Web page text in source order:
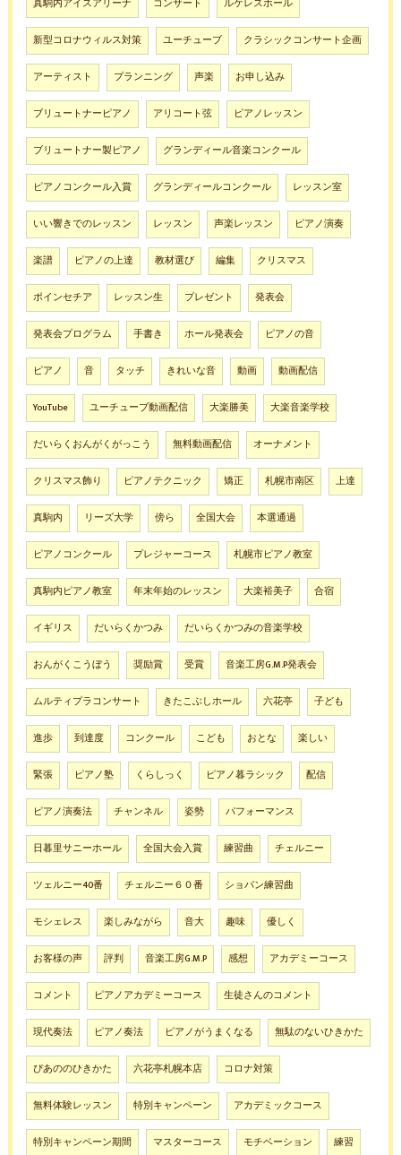
真駒内アイスアリーナ コンサート ルケレスホール
新型コロナウィルス対策 ユーチューブ クラシックコンサート企画
アーティスト プランニング 声楽 お申し込み
ブリュートナーピアノ アリコート弦 ピアノレッスン
ブリュートナー製ピアノ グランディール音楽コンクール
ピアノコンクール入賞 グランディールコンクール レッスン室
いい響きでのレッスン レッスン 声楽レッスン ピアノ演奏
楽譜 ピアノの上達 教材選び 編集 クリスマス
ポインセチア レッスン生 プレゼント 発表会
発表会プログラム 手書き ホール発表会 ピアノの音
ピアノ 音 タッチ きれいな音 動画 動画配信
YouTube ユーチューブ動画配信 大楽勝美 大楽音楽学校
だいらくおんがくがっこう 無料動画配信 オーナメント
クリスマス飾り ピアノテクニック 矯正 札幌市南区 上達
真駒内 リーズ大学 傍ら 全国大会 本選通過
ピアノコンクール プレジャーコース 札幌市ピアノ教室
真駒内ピアノ教室 年末年始のレッスン 大楽裕美子 合宿
イギリス だいらくかつみ だいらくかつみの音楽学校
おんがくこうぼう 奨励賞 受賞 音楽工房G.M.P発表会
ムルティプラコンサート きたこぶしホール 六花亭 子ども
進歩 到達度 コンクール こども おとな 楽しい
緊張 ピアノ塾 くらしっく ピアノ暮ラシック 配信
ピアノ演奏法 チャンネル 姿勢 パフォーマンス
日暮里サニーホール 全国大会入賞 練習曲 チェルニー
ツェルニー40番 チェルニー６０番 ショパン練習曲
モシェレス 楽しみながら 音大 趣味 優しく
お客様の声 評判 音楽工房G.M.P 感想 アカデミーコース
コメント ピアノアカデミーコース 生徒さんのコメント
現代奏法 ピアノ奏法 ピアノがうまくなる 無駄のないひきかた
ぴあののひきかた 六花亭札幌本店 コロナ対策
無料体験レッスン 特別キャンペーン アカデミックコース
特別キャンペーン期間 マスターコース モチベーション 練習